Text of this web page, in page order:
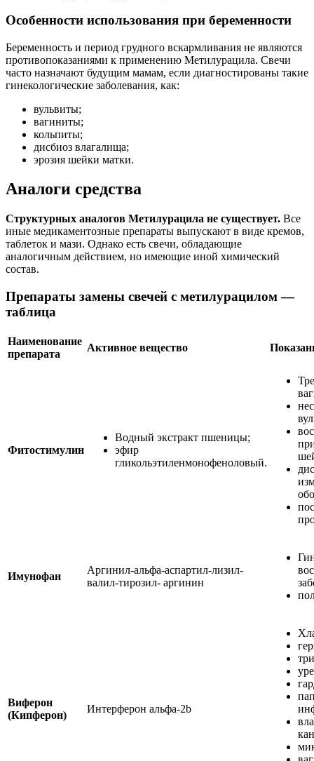
Особенности использования при беременности
Беременность и период грудного вскармливания не являются
противопоказаниями к применению Метилурацила. Свечи
часто назначают будущим мамам, если диагностированы такие
гинекологические заболевания, как:
вульвиты;
вагиниты;
кольпиты;
дисбиоз влагалища;
эрозия шейки матки.
Аналоги средства
Структурных аналогов Метилурацила не существует. Все
иные медикаментозные препараты выпускают в виде кремов,
таблеток и мази. Однако есть свечи, обладающие
аналогичным действием, но имеющие иной химический
состав.
Препараты замены свечей с метилурацилом —
таблица
Наименование
препарата
Активное вещество
Фитостимулин
Водный экстракт пшеницы;
эфир
гликольэтиленмонофеноловый.
Имунофан
Аргинил-альфа-аспартил-лизил-
валил-тирозил- аргинин
Виферон
(Кипферон)
Интерферон альфа-2b